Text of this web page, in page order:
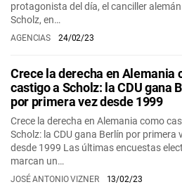
protagonista del día, el canciller
Scholz, en…
AGENCIAS 24/02/23
Crece la derecha en Alemania
castigo a Scholz: la CDU gana
por primera vez desde 1999
Crece la derecha en Alemania como
Scholz: la CDU gana Berlín por primera
desde 1999 Las últimas encuestas
marcan un…
JOSÉ ANTONIO VIZNER 13/02/23